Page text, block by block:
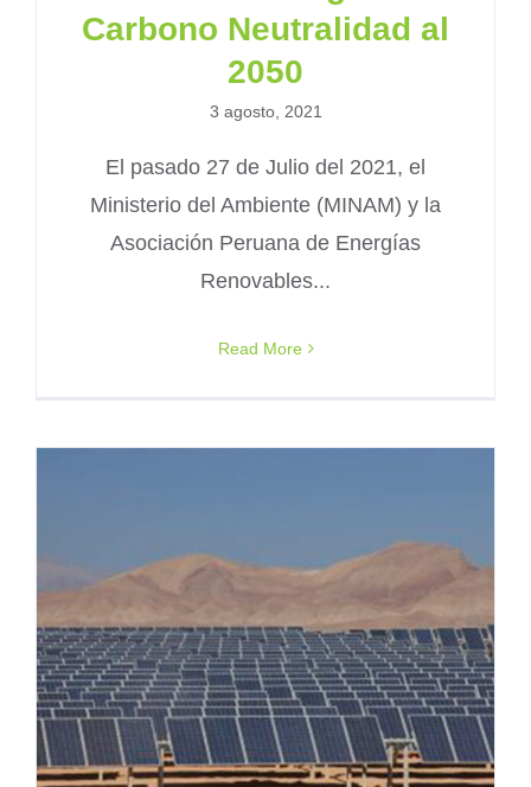
Carbono Neutralidad al
2050
3 agosto, 2021
El pasado 27 de Julio del 2021, el
Ministerio del Ambiente (MINAM) y la
Asociación Peruana de Energías
Renovables...
Read More